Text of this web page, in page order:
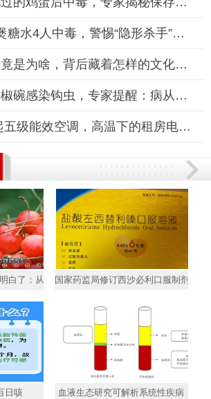
一家6口空调房煲糖水4人中毒，警惕“隐形杀手”一氧化碳
山西人爱午睡究竟是为啥，背后藏着怎样的文化密码？
女子跟风生吃彩椒碗感染钩虫，专家提醒：病从口入需警惕
月薪一万 用不起五级能效空调，高温下的租房电费困境
白了：从外观到营养，全面解析两者的差异
国家药监局修订西沙必利口服制剂说明
日咳 血液生态研究可解析系统性疾病